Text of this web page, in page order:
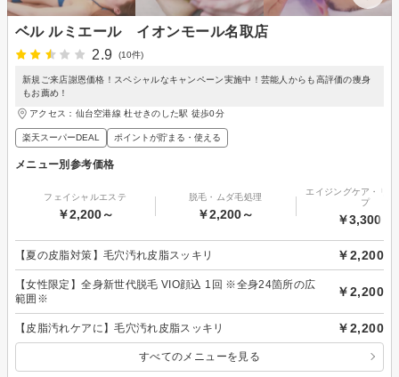
ベル ルミエール イオンモール名取店
2.9
(10件)
新規ご来店謝恩価格！スペシャルなキャンペーン実施中！芸能人からも高評価の痩身
もお薦め！
アクセス：仙台空港線 杜せきのした駅 徒歩0分
楽天スーパーDEAL ポイントが貯まる・使える
メニュー別参考価格
フェイシャルエステ
￥2,200～
脱毛・ムダ毛処理
￥2,200～
エイジングケア・リ
プ
￥3,300～
【夏の皮脂対策】毛穴汚れ皮脂スッキリ ￥2,200
【女性限定】全身新世代脱毛 VIO顔込 1回 ※全身24箇所の広
範囲※
￥2,200
【皮脂汚れケアに】毛穴汚れ皮脂スッキリ ￥2,200
すべてのメニューを見る